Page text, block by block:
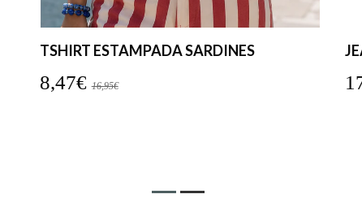
JEANS FLARE COM FRANJINHA
17,47€ 34,95€